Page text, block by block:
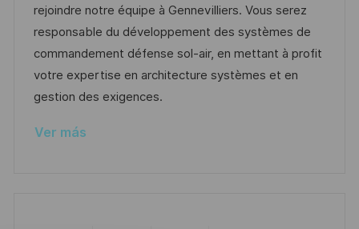
i
a
c
i
ó
n
h
a
d
e
p
b
e
e
m
p
l
e
g
o
r
rejoindre notre équipe à Gennevilliers. Vous serez
responsable du développement des systèmes de
commandement défense sol-air, en mettant à profit
votre expertise en architecture systèmes et en
gestion des exigences.
Ver más